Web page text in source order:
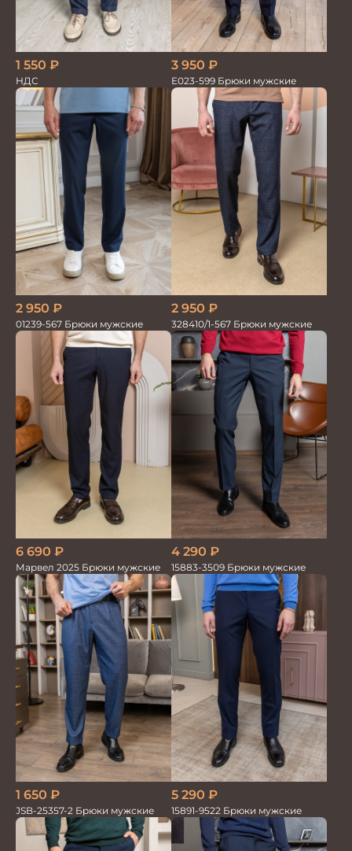
1 550 ₽
НДС
3 950 ₽
Е023-599 Брюки мужские
2 950 ₽
01239-567 Брюки мужские
2 950 ₽
328410/1-567 Брюки мужские
6 690 ₽
Марвел 2025 Брюки мужские
4 290 ₽
15883-3509 Брюки мужские
1 650 ₽
JSB-25357-2 Брюки мужские
5 290 ₽
15891-9522 Брюки мужские